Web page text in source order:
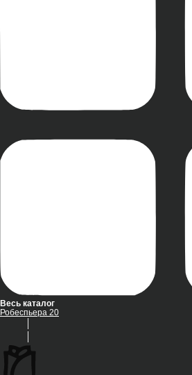
Весь каталог
Робеспьера 20